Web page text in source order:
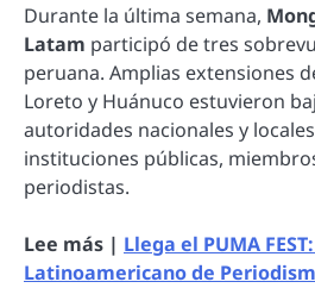
Durante la última semana,
Latam participó de tres
peruana. Amplias extensiones
Loreto y Huánuco estuvieron
autoridades nacionales y
instituciones públicas,
periodistas.
Lee más | Llega el PUMA
Latinoamericano de